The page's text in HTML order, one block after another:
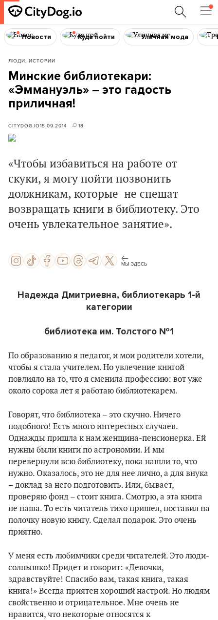
Новости Куда пойти Уличная мода
ЛЮДИ, ИСТОРИИ
Минские библиотекари:
«Эммануэль» – это гадость
приличная!
CITYDOG.IO15.09.2014 18
«Чтобы избавиться на работе от
скуки, я могу пойти позвонить
должникам, которые не спешат
возвращать книги в библиотеку. Это
очень увлекательное занятие».
МЫ ЗДЕСЬ
Надежда Дмитриевна, библиотекарь 1-й
категории
библиотека им. Толстого №1
По образованию я педагог, и мои родители хотели,
чтобы я стала учителем. Но увлечение книгой
повлияло на то, что я сменила профессию: вот уже
около сорока лет я работаю библиотекарем.
Говорят, что библиотека – это скучно. Ничего
подобного! Есть много интересных случаев.
Однажды пришла к нам женщина-пенсионерка. Ей
нужны были книги по астрономии. И мы
перевернули всю библиотеку, пока нашли то, что
нужно. Оказалось, это не для нее лично, а для внука
– доклад за него подготовить. Или, бывает,
проверяю фонд – стоит книга. Смотрю, а эта книга
не наша. То есть читатель тихо пришел, поставил на
полочку новую книгу. Сделал подарок. Это очень
приятно.
У меня есть любимчики среди читателей. Это люди-
солнышко! Придет и говорит: «Девочки,
здравствуйте! Спасибо вам, такая книга, такая
книга!» Всегда приятен хороший настрой. Но людям
свойственно и отрицательное. Мне очень не
нравится, что некоторые относятся к